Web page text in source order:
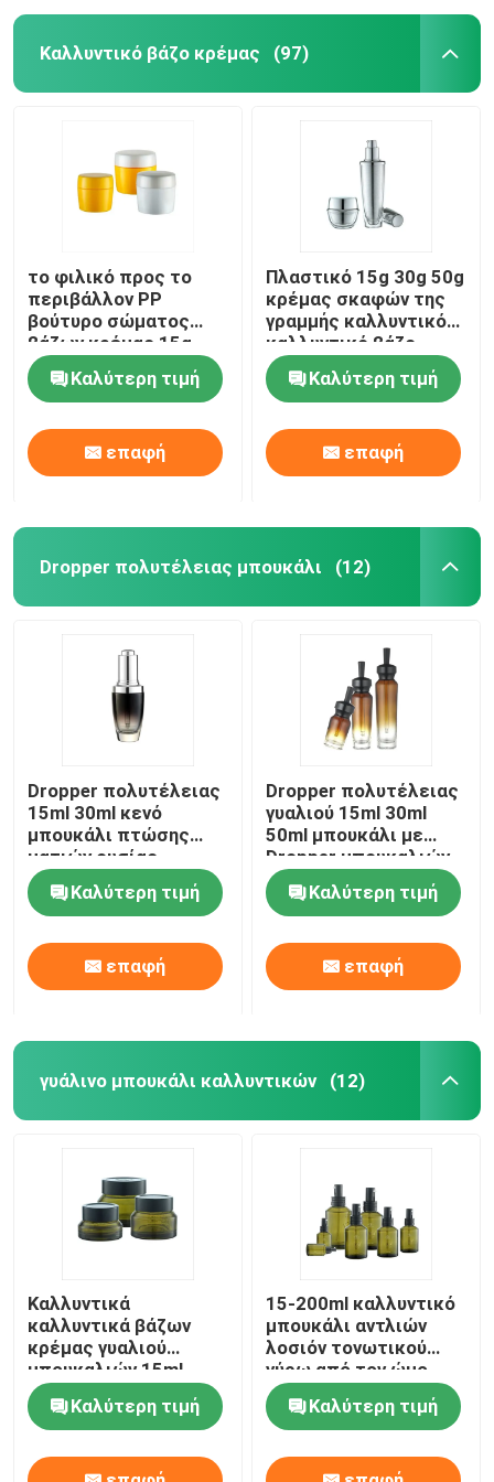
Καλλυντικό βάζο κρέμας (97)
το φιλικό προς το
περιβάλλον PP
βούτυρο σώματος
βάζων κρέμας 15g
30g 50g τρίβει τα
καλλυντικά βάζα
βάζων
Καλύτερη τιμή
επαφή
Πλαστικό 15g 30g 50g
κρέμας σκαφών της
γραμμής καλλυντικό
καλλυντικό βάζο
κρέμας προσώπου
βάζωνΚαλύτερη τιμή
επαφή
Dropper πολυτέλειας μπουκάλι (12)
Dropper πολυτέλειας
15ml 30ml κενό
μπουκάλι πτώσης
ματιών ουσίας
Lancome γυαλιού
μπουκαλιών
Καλύτερη τιμή
επαφή
Dropper πολυτέλειας
γυαλιού 15ml 30ml
50ml μπουκάλι με
Dropper μπουκαλιών
ουσιαστικού
πετρελαίου ΚΑΠ
Καλύτερη τιμή
επαφή
γυάλινο μπουκάλι καλλυντικών (12)
Καλλυντικά
καλλυντικά βάζων
κρέμας γυαλιού
μπουκαλιών 15ml
30ml 50ml γυαλιού
κρέμας για Skincare
Καλύτερη τιμή
15-200ml καλλυντικό
μπουκάλι αντλιών
λοσιόν τονωτικού
γύρω από τον ώμο
Sidelind
Καλύτερη τιμή